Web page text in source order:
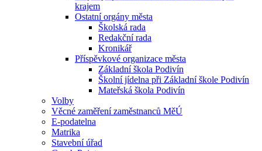
krajem
Ostatní orgány města
Školská rada
Redakční rada
Kronikář
Příspěvkové organizace města
Základní škola Podivín
Školní jídelna při Základní škole Podivín
Mateřská škola Podivín
Volby
Věcné zaměření zaměstnanců MěÚ
E-podatelna
Matrika
Stavební úřad